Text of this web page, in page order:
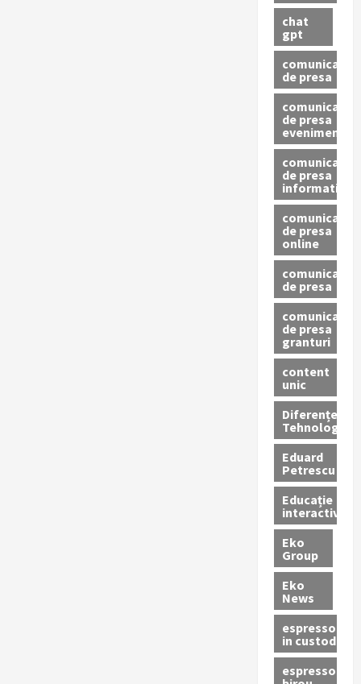
chat
gpt
comunicat
de presa
comunicat
de presa
eveniment
comunicat
de presa
informativ
comunicat
de presa
online
comunicate
de presa
comunicate
de presa
granturi
content
unic
Diferențe
Tehnologice
Eduard
Petrescu
Educație
interactivă
Eko
Group
Eko
News
espressoare
in custodie
espressor